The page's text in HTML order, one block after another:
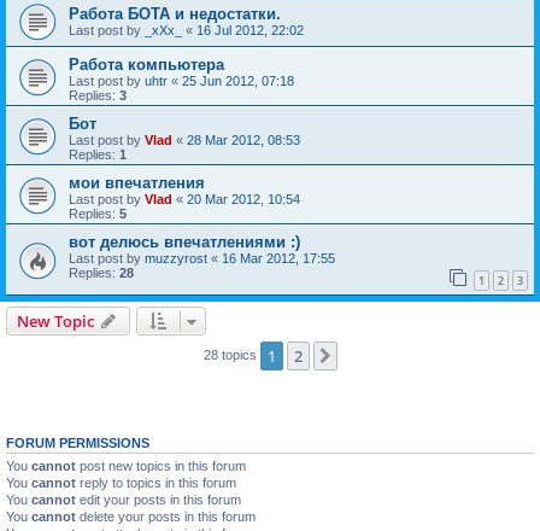
Работа БОТА и недостатки.
Last post by _xXx_ « 16 Jul 2012, 22:02
Работа компьютера
Last post by uhtr « 25 Jun 2012, 07:18
Replies: 3
Бот
Last post by Vlad « 28 Mar 2012, 08:53
Replies: 1
мои впечатления
Last post by Vlad « 20 Mar 2012, 10:54
Replies: 5
вот делюсь впечатлениями :)
Last post by muzzyrost « 16 Mar 2012, 17:55
Replies: 28 1 2 3
New Topic
28 topics 1 2
FORUM PERMISSIONS
You cannot post new topics in this forum
You cannot reply to topics in this forum
You cannot edit your posts in this forum
You cannot delete your posts in this forum